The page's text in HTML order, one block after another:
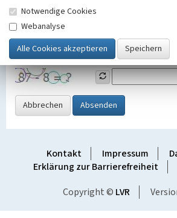
SicherheitsabfrageTragen Sie unten das
Grafik ein
Abbrechen Absenden
Kontakt Impressum
Erklärung zur Barrierefreiheit
Copyright © LVR
Notwendige Cookies
Webanalyse